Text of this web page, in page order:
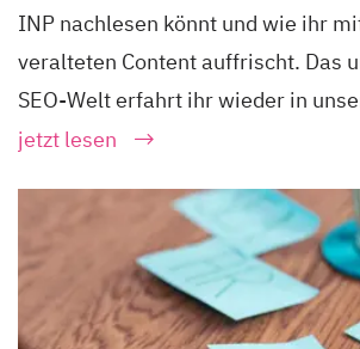
INP nachlesen könnt und wie ihr
veralteten Content auffrischt. Das
SEO-Welt erfahrt ihr wieder in
jetzt lesen